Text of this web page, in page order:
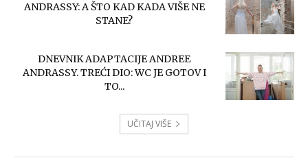
ANDRASSY: A ŠTO KAD KADA VIŠE NE
STANE?
DNEVNIK ADAPTACIJE ANDREE
ANDRASSY. TREĆI DIO: WC JE GOTOV I
TO...
UČITAJ VIŠE